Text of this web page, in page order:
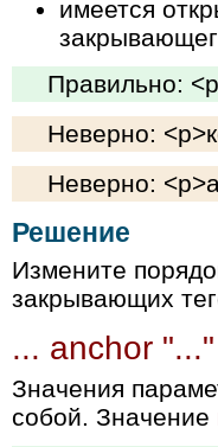
имеется
Правильно:
Неверно:
Неверно:
Решение
Измените
закрывающих
... anchor
Значения
собой. Значение